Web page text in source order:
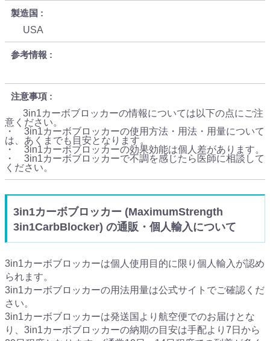
製造国
USA
参考情報
注意事項
3in1カーボブロッカーの情報については以下の点にご注
意ください。
・ 3in1カーボブロッカーの使用方法・用法・用量について
は、あくまでも目安となります。
・ 3in1カーボブロッカーの効果効能は個人差があります。
・ 3in1カーボブロッカーで不調を感じたら医師に相談して
ください。
3in1カーボブロッカー (MaximumStrength
3in1CarbBlocker) の通販・個人輸入について
3in1カーボブロッカーは個人使用目的に限り個人輸入が認め
られます。
3in1カーボブロッカーの用法用量は公式サイトでご確認くだ
さい。
3in1カーボブロッカーは発送国より航空便でのお届けとな
り、3in1カーボブロッカーの納期の目安は手配より7日から